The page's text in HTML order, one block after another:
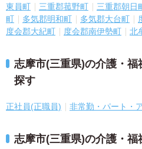
東員町
三重郡菰野町 三重郡朝日
町
多気郡明和町 多気郡大台町
度会郡大紀町
度会郡南伊勢町 北
志摩市(三重県)の介護・福
探す
正社員(正職員) 非常勤・パート・
志摩市(三重県)の介護・福